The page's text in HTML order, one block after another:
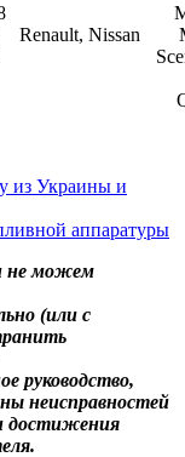
Renault, Nissan
из Украины и
аппаратуры
не можем
(или с
руководство,
неисправностей
достижения